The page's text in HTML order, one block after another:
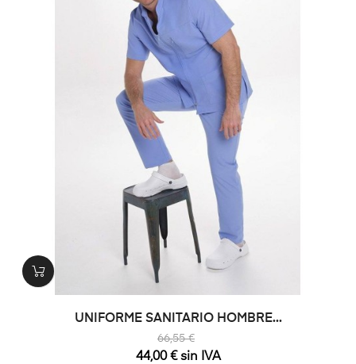
UNIFORME SANITARIO HOMBRE...
66,55 €
44,00 € sin IVA